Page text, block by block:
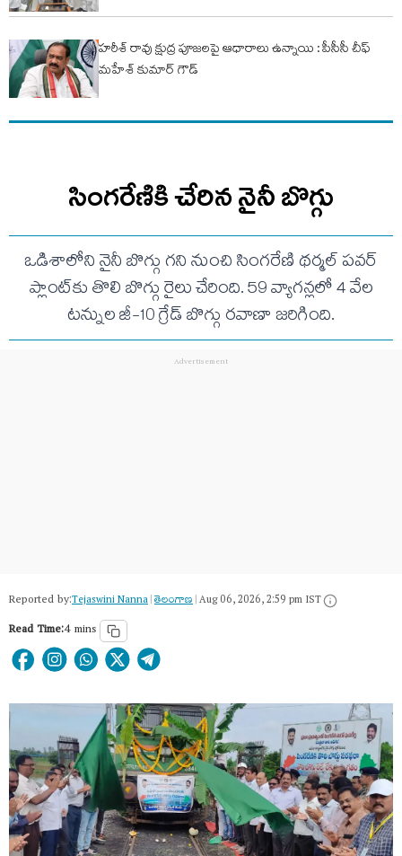
హరీశ్ రావు క్షుద్ర పూజలపై ఆధారాలు ఉన్నాయి : పీసీసీ చీఫ్
మహేశ్ కుమార్ గౌడ్
సింగరేణికి చేరిన నైనీ బొగ్గు
ఒడిశాలోని నైనీ బొగ్గు గని నుంచి సింగరేణి థర్మల్ పవర్
ప్లాంట్‌కు తొలి బొగ్గు రైలు చేరింది. 59 వ్యాగన్లలో 4 వేల
టన్నుల జీ-10 గ్రేడ్ బొగ్గు రవాణా జరిగింది.
Reported by:Tejaswini Nanna|తెలంగాణ‌|Aug 06, 2026, 2:59 pm IST
Read Time:4 mins